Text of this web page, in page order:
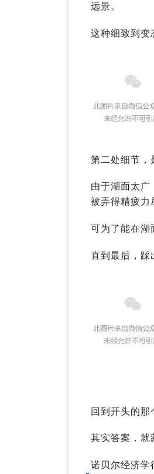
远景。
这种细致到变
第二处细节，
由于湖面太
被弄得精疲力
可为了能在湖
直到最后，踩
回到开头的那
其实答案，就
诺贝尔经济学